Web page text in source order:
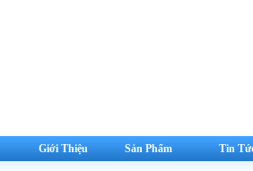
Giới Thiệu Sản Phẩm Tin